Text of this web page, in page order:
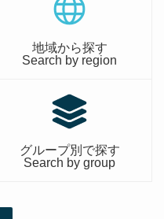
地域から探す
Search by region
グループ別で探す
Search by group